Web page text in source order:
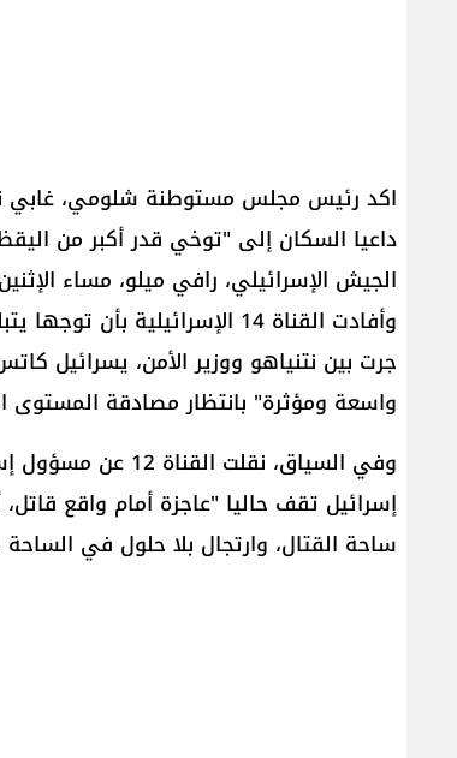
اكد رئيس مجلس مستوطنة شلومي، ​غابي
داعيا السكان إلى "توخي قدر أكبر من
الجيش الإسرائيلي، رافي ميلو، مساء
وأفادت القناة 14
جرت بين نتنياهو ووزير الأمن، يسرائيل
واسعة ومؤثرة" بانتظار مصادقة
وفي السياق،
إسرائيل تقف حاليا "عاجزة أمام واقع
ساحة القتال، وارتجال بلا حلول في